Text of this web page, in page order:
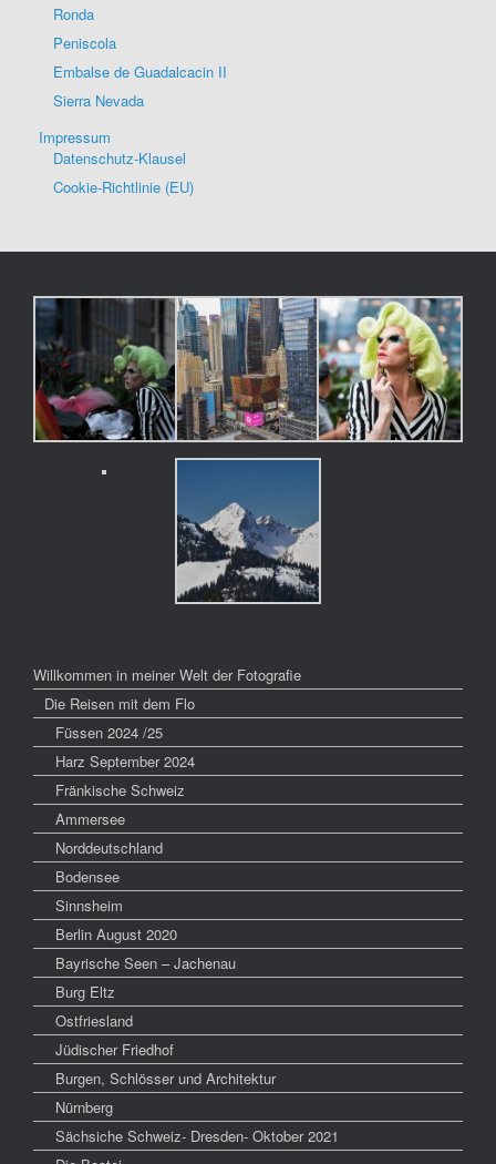
Ronda
Peniscola
Embalse de Guadalcacin II
Sierra Nevada
Impressum
Datenschutz-Klausel
Cookie-Richtlinie (EU)
Willkommen in meiner Welt der Fotografie
Die Reisen mit dem Flo
Füssen 2024 /25
Harz September 2024
Fränkische Schweiz
Ammersee
Norddeutschland
Bodensee
Sinnsheim
Berlin August 2020
Bayrische Seen – Jachenau
Burg Eltz
Ostfriesland
Jüdischer Friedhof
Burgen, Schlösser und Architektur
Nürnberg
Sächsiche Schweiz- Dresden- Oktober 2021